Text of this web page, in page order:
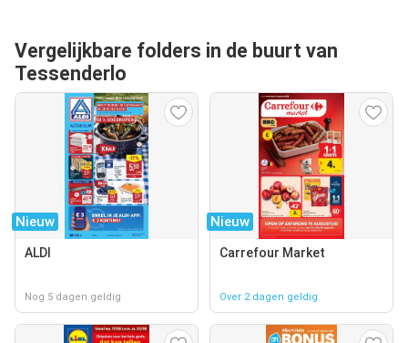
Vergelijkbare folders in de buurt van
Tessenderlo
Nieuw
ALDI
Nog 5 dagen geldig
Nieuw
Carrefour Market
Over 2 dagen geldig